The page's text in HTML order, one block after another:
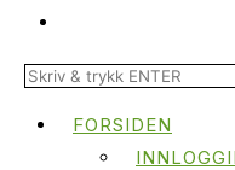
FORSIDEN